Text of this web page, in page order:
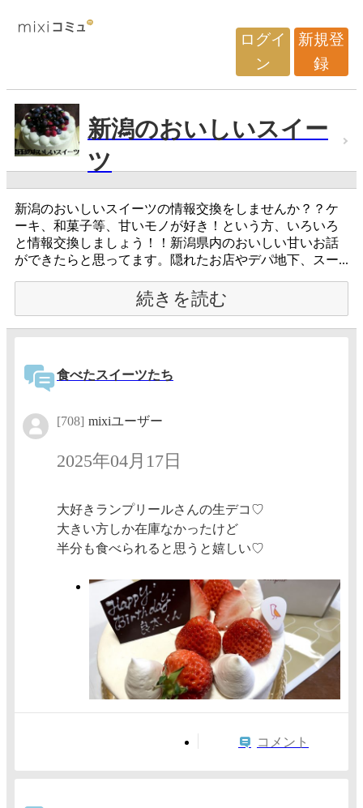
ログイ
ン
新規登
録
新潟のおいしいスイー
ツ
新潟のおいしいスイーツの情報交換をしませんか？？ケ
ーキ、和菓子等、甘いモノが好き！という方、いろいろ
と情報交換しましょう！！新潟県内のおいしい甘いお話
ができたらと思ってます。隠れたお店やデパ地下、スー...
続きを読む
食べたスイーツたち
[708] mixiユーザー
2025年04月17日
大好きランプリールさんの生デコ♡
大きい方しか在庫なかったけど
半分も食べられると思うと嬉しい♡
コメント